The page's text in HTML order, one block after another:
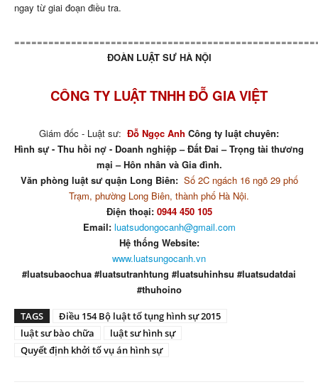
ngay từ giai đoạn điều tra.
ĐOÀN LUẬT SƯ HÀ NỘI
CÔNG TY LUẬT TNHH ĐỖ GIA VIỆT
Giám đốc - Luật sư: Đỗ Ngọc Anh Công ty luật chuyên:
Hình sự - Thu hồi nợ - Doanh nghiệp – Đất Đai – Trọng tài thương
mại – Hôn nhân và Gia đình.
Văn phòng luật sư quận Long Biên: Số 2C ngách 16 ngõ 29 phố
Trạm, phường Long Biên, thành phố Hà Nội.
Điện thoại: 0944 450 105
Email: luatsudongocanh@gmail.com
Hệ thống Website:
www.luatsungocanh.vn
#luatsubaochua #luatsutranhtung #luatsuhinhsu #luatsudatdai
#thuhoino
TAGS
Điều 154 Bộ luật tố tụng hình sự 2015
luật sư bào chữa
luật sư hình sự
Quyết định khởi tố vụ án hình sự